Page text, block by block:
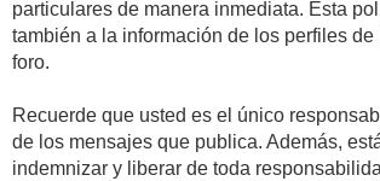
particulares de manera inmediata. Esta
también a la información de los perfiles de
foro.
Recuerde que usted es el único
de los mensajes que publica. Además,
indemnizar y liberar de toda